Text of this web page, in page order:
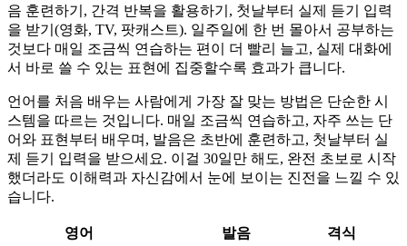
음 훈련하기, 간격 반복을 활용하기, 첫날부터 실제 듣기 입력
을 받기(영화, TV, 팟캐스트). 일주일에 한 번 몰아서 공부하는
것보다 매일 조금씩 연습하는 편이 더 빨리 늘고, 실제 대화에
서 바로 쓸 수 있는 표현에 집중할수록 효과가 큽니다.
언어를 처음 배우는 사람에게 가장 잘 맞는 방법은 단순한 시
스템을 따르는 것입니다. 매일 조금씩 연습하고, 자주 쓰는 단
어와 표현부터 배우며, 발음은 초반에 훈련하고, 첫날부터 실
제 듣기 입력을 받으세요. 이걸 30일만 해도, 완전 초보로 시작
했더라도 이해력과 자신감에서 눈에 보이는 진전을 느낄 수 있
습니다.
영어 발음 격식